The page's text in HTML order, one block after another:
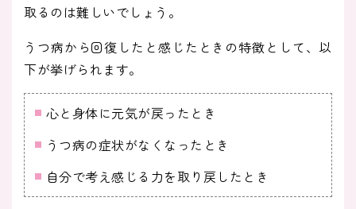
取るのは難しいでしょう。
うつ病から回復したと感じたときの特徴として、以
下が挙げられます。
心と身体に元気が戻ったとき
うつ病の症状がなくなったとき
自分で考え感じる力を取り戻したとき